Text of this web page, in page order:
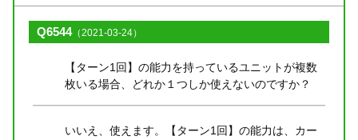
Q6544（2021-03-24）
【ターン1回】の能力を持っているユニットが複数
枚いる場合、どれか１つしか使えないのですか？
いいえ、使えます。【ターン1回】の能力は、カー